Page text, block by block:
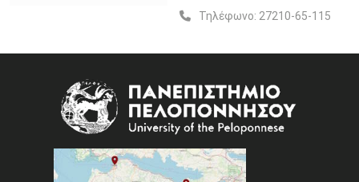
Τηλέφωνο: 27210-65-115